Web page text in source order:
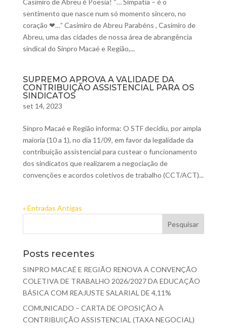
Casimiro de Abreu é Poesia! “… Simpatia – é o
sentimento que nasce num só momento sincero, no
coração ❤…” Casimiro de Abreu Parabéns , Casimiro de
Abreu, uma das cidades de nossa área de abrangência
sindical do Sinpro Macaé e Região,...
SUPREMO APROVA A VALIDADE DA
CONTRIBUIÇÃO ASSISTENCIAL PARA OS
SINDICATOS
set 14, 2023
Sinpro Macaé e Região informa: O STF decidiu, por ampla
maioria (10 a 1), no dia 11/09, em favor da legalidade da
contribuição assistencial para custear o funcionamento
dos sindicatos que realizarem a negociação de
convenções e acordos coletivos de trabalho (CCT/ACT)...
« Entradas Antigas
Posts recentes
SINPRO MACAÉ E REGIÃO RENOVA A CONVENÇÃO
COLETIVA DE TRABALHO 2026/2027 DA EDUCAÇÃO
BÁSICA COM REAJUSTE SALARIAL DE 4,11%
COMUNICADO – CARTA DE OPOSIÇÃO À
CONTRIBUIÇÃO ASSISTENCIAL (TAXA NEGOCIAL)